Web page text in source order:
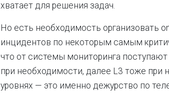
хватает для решения задач.
Но есть необходимость организовать
инцидентов по некоторым самым
что от системы мониторинга
при необходимости, далее L3 тоже при
уровнях — это именно дежурство по